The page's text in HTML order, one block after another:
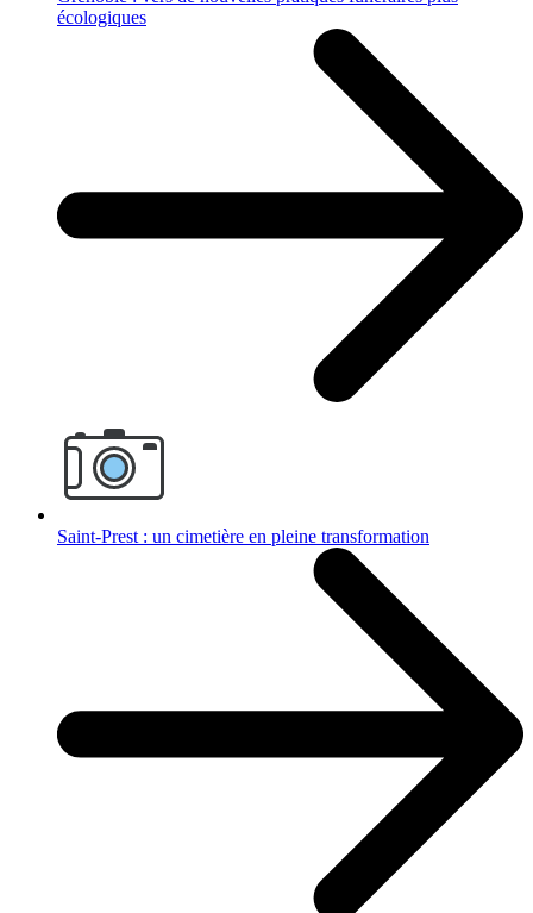
écologiques
Saint-Prest : un cimetière en pleine transformation